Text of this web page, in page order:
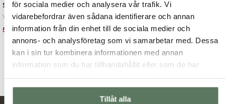
för sociala medier och analysera vår trafik. Vi
vidarebefordrar även sådana identifierare och annan
information från din enhet till de sociala medier och
annons- och analysföretag som vi samarbetar med. Dessa
kan i sin tur kombinera informationen med annan
information som du har tillhandahållit eller som de har
Tillåt alla
Sommarens linneklänning
Vår populära linne...
899.00kr
Det
ursprungliga
priset
599.00kr
Det
nuvarande
priset